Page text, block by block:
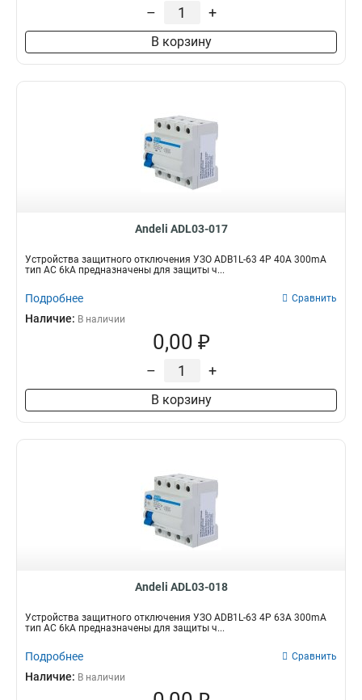
– +
В корзину
Andeli ADL03-017
Устройства защитного отключения УЗО ADB1L-63 4P 40A 300mA
тип AC 6kA предназначены для защиты ч...
Подробнее Сравнить
Наличие: В наличии
0,00 ₽
– +
В корзину
Andeli ADL03-018
Устройства защитного отключения УЗО ADB1L-63 4P 63A 300mA
тип AC 6kA предназначены для защиты ч...
Подробнее Сравнить
Наличие: В наличии